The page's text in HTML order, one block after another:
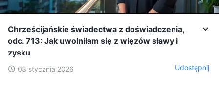
Chrześcijańskie świadectwa z doświadczenia,
odc. 713: Jak uwolniłam się z więzów sławy i
zysku
03 stycznia 2026 Udostępnij